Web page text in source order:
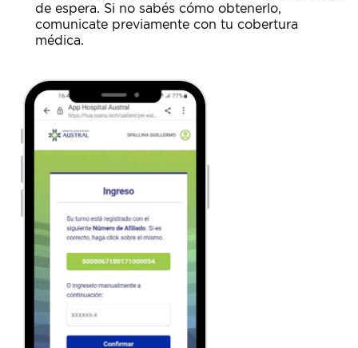
de espera. Si no sabés cómo obtenerlo,
comunicate previamente con tu cobertura
médica.